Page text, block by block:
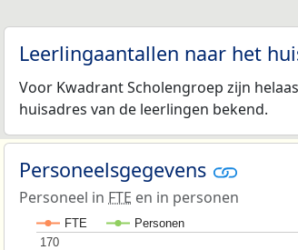
Leerlingaantallen naar het
Voor Kwadrant Scholengroep zijn
huisadres van de leerlingen bekend.
Personeelsgegevens
Personeel in FTE en in personen
FTE Personen
170
170